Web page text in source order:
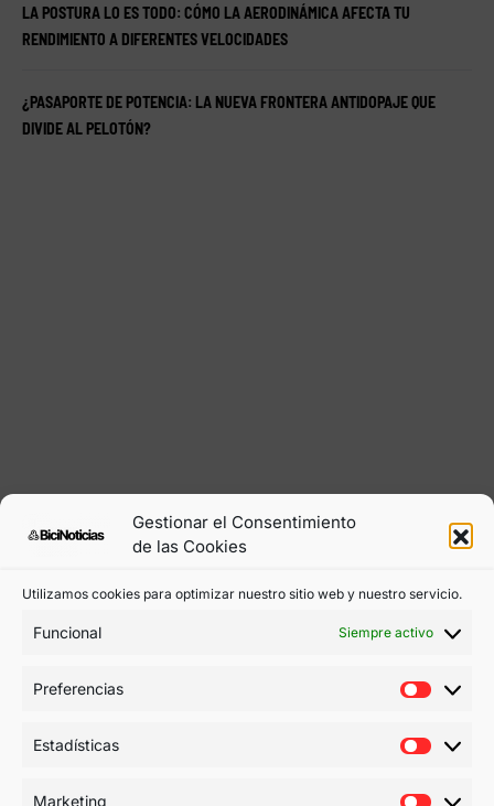
Gestionar el Consentimiento
de las Cookies
Utilizamos cookies para optimizar nuestro sitio web y nuestro servicio.
Funcional Siempre activo
Preferencias
Estadísticas
Marketing
LA POSTURA LO ES TODO: CÓMO LA AERODINÁMICA AFECTA TU
RENDIMIENTO A DIFERENTES VELOCIDADES
¿PASAPORTE DE POTENCIA: LA NUEVA FRONTERA ANTIDOPAJE QUE
DIVIDE AL PELOTÓN?